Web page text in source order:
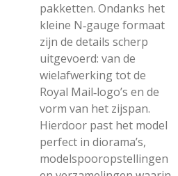
pakketten. Ondanks het
kleine N‑gauge formaat
zijn de details scherp
uitgevoerd: van de
wielafwerking tot de
Royal Mail‑logo’s en de
vorm van het zijspan.
Hierdoor past het model
perfect in diorama’s,
modelspooropstellingen